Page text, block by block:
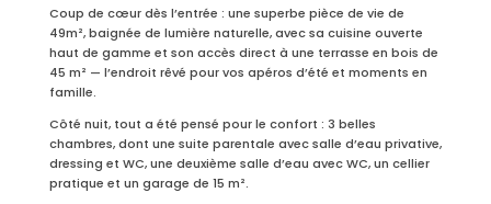
Coup de cœur dès l’entrée : une superbe pièce de vie de
49m², baignée de lumière naturelle, avec sa cuisine ouverte
haut de gamme et son accès direct à une terrasse en bois de
45 m² — l’endroit rêvé pour vos apéros d’été et moments en
famille.
Côté nuit, tout a été pensé pour le confort : 3 belles
chambres, dont une suite parentale avec salle d’eau privative,
dressing et WC, une deuxième salle d’eau avec WC, un cellier
pratique et un garage de 15 m².